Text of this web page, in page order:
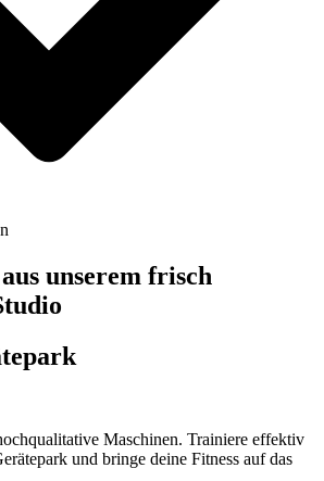
unserem frisch
Maschinen. Trainiere effektiv
und bringe deine Fitness auf das